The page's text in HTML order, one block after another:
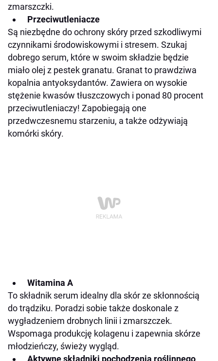
zmarszczki.
Przeciwutleniacze
Są niezbędne do ochrony skóry przed szkodliwymi
czynnikami środowiskowymi i stresem. Szukaj
dobrego serum, które w swoim składzie będzie
miało olej z pestek granatu. Granat to prawdziwa
kopalnia antyoksydantów. Zawiera on wysokie
stężenie kwasów tłuszczowych i ponad 80 procent
przeciwutleniaczy! Zapobiegają one
przedwczesnemu starzeniu, a także odżywiają
komórki skóry.
Witamina A
To składnik serum idealny dla skór ze skłonnością
do trądziku. Poradzi sobie także doskonale z
wygładzeniem drobnych linii i zmarszczek.
Wspomaga produkcję kolagenu i zapewnia skórze
młodzieńczy, świeży wygląd.
Aktywne składniki pochodzenia roślinnego